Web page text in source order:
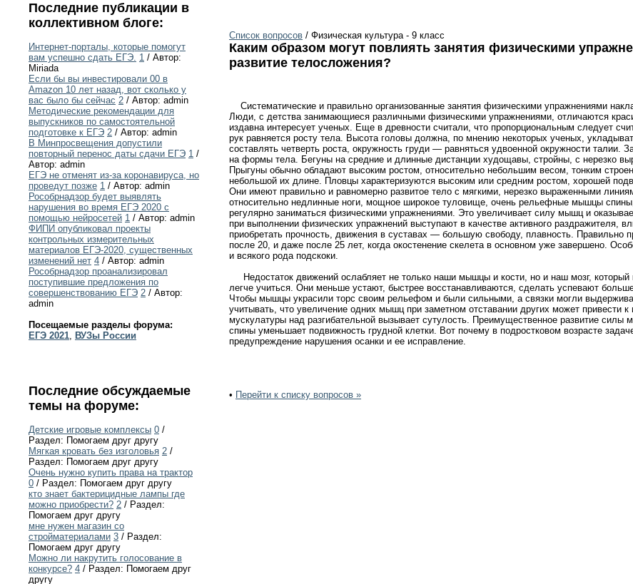
Последние публикации в
коллективном блоге:
Интернет-порталы, которые помогут
вам успешно сдать ЕГЭ. 1 / Автор:
Miriada
Если бы вы инвестировали 00 в
Amazon 10 лет назад, вот сколько у
вас было бы сейчас 2 / Автор: admin
Методические рекомендации для
выпускников по самостоятельной
подготовке к ЕГЭ 2 / Автор: admin
В Минпросвещения допустили
повторный перенос даты сдачи ЕГЭ 1 /
Автор: admin
ЕГЭ не отменят из-за коронавируса, но
проведут позже 1 / Автор: admin
Рособрнадзор будет выявлять
нарушения во время ЕГЭ 2020 с
помощью нейросетей 1 / Автор: admin
ФИПИ опубликовал проекты
контрольных измерительных
материалов ЕГЭ-2020, существенных
изменений нет 4 / Автор: admin
Рособрнадзор проанализировал
поступившие предложения по
совершенствованию ЕГЭ 2 / Автор:
admin
Посещаемые разделы форума:
ЕГЭ 2021, ВУЗы России
Последние обсуждаемые
темы на форуме:
Детские игровые комплексы 0 /
Раздел: Помогаем друг другу
Мягкая кровать без изголовья 2 /
Раздел: Помогаем друг другу
Очень нужно купить права на трактор
0 / Раздел: Помогаем друг другу
кто знает бактерицидные лампы где
можно приобрести? 2 / Раздел:
Помогаем друг другу
мне нужен магазин со
стройматериалами 3 / Раздел:
Помогаем друг другу
Можно ли накрутить голосование в
конкурсе? 4 / Раздел: Помогаем друг
другу
Список вопросов / Физическая культура - 9 класс
Каким образом могут повлиять занятия физическими
развитие телосложения?
Систематические и правильно организованные занятия физическими упражнениями
Люди, с детства занимающиеся различными физическими упражнениями, отличаются
издавна интересует ученых. Еще в древности считали, что пропорциональным следует
рук равняется росту тела. Высота головы должна, по мнению некоторых ученых,
составлять четверть роста, окружность груди — равняться удвоенной окружности
на формы тела. Бегуны на средние и длинные дистанции худощавы, стройны, с нерезко
Прыгуны обычно обладают высоким ростом, относительно небольшим весом, тонким
небольшой их длине. Пловцы характеризуются высоким или средним ростом, хорошей
Они имеют правильно и равномерно развитое тело с мягкими, нерезко выраженными
относительно недлинные ноги, мощное широкое туловище, очень рельефные мышцы
регулярно заниматься физическими упражнениями. Это увеличивает силу мышц и
при выполнении физических упражнений выступают в качестве активного раздражителя,
приобретать прочность, движения в суставах — большую свободу, плавность. Правильно
после 20, и даже после 25 лет, когда окостенение скелета в основном уже завершено.
и всякого рода подскоки.
Недостаток движений ослабляет не только наши мышцы и кости, но и наш мозг, который
легче учиться. Они меньше устают, быстрее восстанавливаются, сделать успевают
Чтобы мышцы украсили торс своим рельефом и были сильными, а связки могли
учитывать, что увеличение одних мышц при заметном отставании других может привести
мускулатуры над разгибательной вызывает сутулость. Преимущественное развитие
спины уменьшает подвижность грудной клетки. Вот почему в подростковом возрасте
предупреждение нарушения осанки и ее исправление.
• Перейти к списку вопросов »